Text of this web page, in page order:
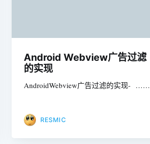
Android Webview广告过滤
的实现
AndroidWebview广告过滤的实现- ……
RESMIC